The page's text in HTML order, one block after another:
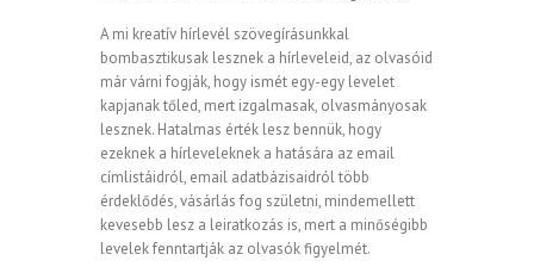
A mi kreatív hírlevél szövegírásunkkal
bombasztikusak lesznek a hírleveleid, az olvasóid
már várni fogják, hogy ismét egy-egy levelet
kapjanak tőled, mert izgalmasak, olvasmányosak
lesznek. Hatalmas érték lesz bennük, hogy
ezeknek a hírleveleknek a hatására az email
címlistáidról, email adatbázisaidról több
érdeklődés, vásárlás fog születni, mindemellett
kevesebb lesz a leiratkozás is, mert a minőségibb
levelek fenntartják az olvasók figyelmét.